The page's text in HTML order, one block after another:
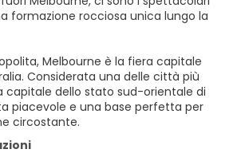
formazione rocciosa unica lungo la
Melbourne è la fiera capitale
Considerata una delle città più
capitale dello stato sud-orientale di
piacevole e una base perfetta per
circostante.